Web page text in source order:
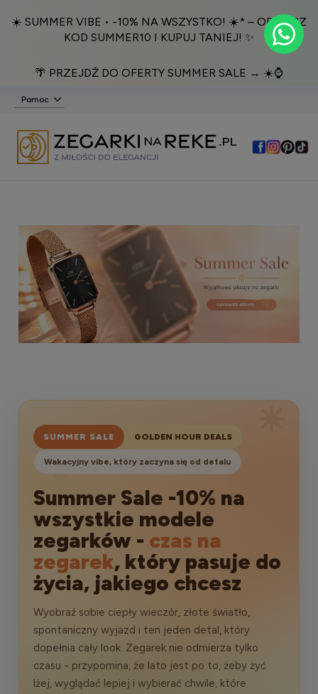
☀️ SUMMER VIBE • -10% NA WSZYSTKO! ☀️* – ODBIERZ
KOD SUMMER10 I KUPUJ TANIEJ! ✨
🌴 PRZEJDŹ DO OFERTY SUMMER SALE → ☀️⌚️
Pomoc
✺
SUMMER SALE GOLDEN HOUR DEALS
Wakacyjny vibe, który zaczyna się od detalu
Summer Sale -10% na
wszystkie modele
zegarków - czas na
zegarek, który pasuje do
życia, jakiego chcesz
Wyobraź sobie ciepły wieczór, złote światło,
spontaniczny wyjazd i ten jeden detal, który
dopełnia cały look. Zegarek nie odmierza tylko
czasu - przypomina, że lato jest po to, żeby żyć
lżej, wyglądać lepiej i wybierać chwile, które